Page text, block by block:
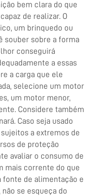
bem clara do que
de realizar. O
um brinquedo ou
souber sobre a forma
conseguirá
a essas
a carga que ele
selecione um motor
um motor menor,
Considere também
Caso seja usado
a extremos de
de proteção
avaliar o consumo de
mais corrente do que
fonte de alimentação e
se esqueça do